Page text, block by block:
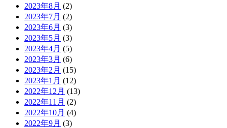
2023年8月 (2)
2023年7月 (2)
2023年6月 (3)
2023年5月 (3)
2023年4月 (5)
2023年3月 (6)
2023年2月 (15)
2023年1月 (12)
2022年12月 (13)
2022年11月 (2)
2022年10月 (4)
2022年9月 (3)